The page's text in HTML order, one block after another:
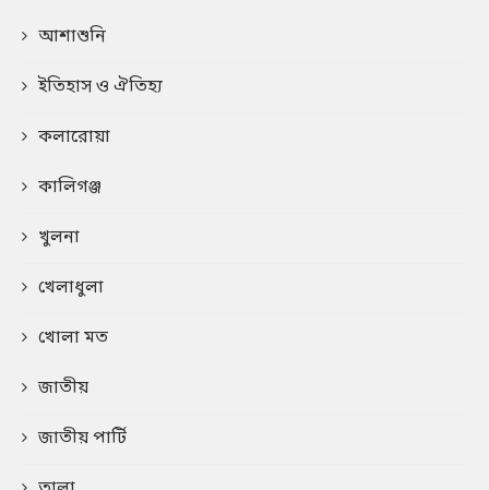
আশাশুনি
ইতিহাস ও ঐতিহ্য
কলারোয়া
কালিগঞ্জ
খুলনা
খেলাধুলা
খোলা মত
জাতীয়
জাতীয় পার্টি